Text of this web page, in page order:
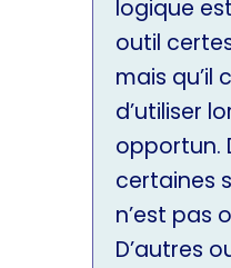
logique
outil
mais qu’il
d’utiliser
opportun.
certaines
n’est pas
D’autres